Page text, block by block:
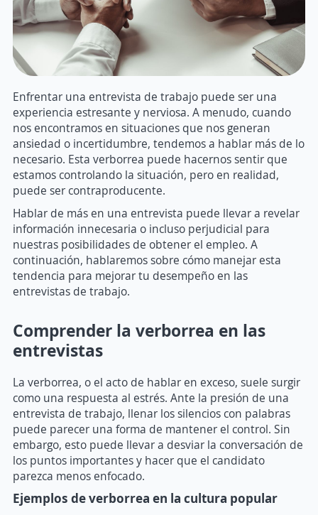
Enfrentar una entrevista de trabajo puede ser una
experiencia estresante y nerviosa. A menudo, cuando
nos encontramos en situaciones que nos generan
ansiedad o incertidumbre, tendemos a hablar más de lo
necesario. Esta verborrea puede hacernos sentir que
estamos controlando la situación, pero en realidad,
puede ser contraproducente.
Hablar de más en una entrevista puede llevar a revelar
información innecesaria o incluso perjudicial para
nuestras posibilidades de obtener el empleo. A
continuación, hablaremos sobre cómo manejar esta
tendencia para mejorar tu desempeño en las
entrevistas de trabajo.
Comprender la verborrea en las
entrevistas
La verborrea, o el acto de hablar en exceso, suele surgir
como una respuesta al estrés. Ante la presión de una
entrevista de trabajo, llenar los silencios con palabras
puede parecer una forma de mantener el control. Sin
embargo, esto puede llevar a desviar la conversación de
los puntos importantes y hacer que el candidato
parezca menos enfocado.
Ejemplos de verborrea en la cultura popular